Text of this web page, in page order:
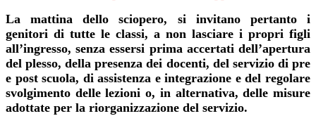
La mattina dello sciopero, si invitano pertanto i
genitori di tutte le classi, a non lasciare i propri figli
all’ingresso, senza essersi prima accertati dell’apertura
del plesso, della presenza dei docenti, del servizio di pre
e post scuola, di assistenza e integrazione e del regolare
svolgimento delle lezioni o, in alternativa, delle misure
adottate per la riorganizzazione del servizio.